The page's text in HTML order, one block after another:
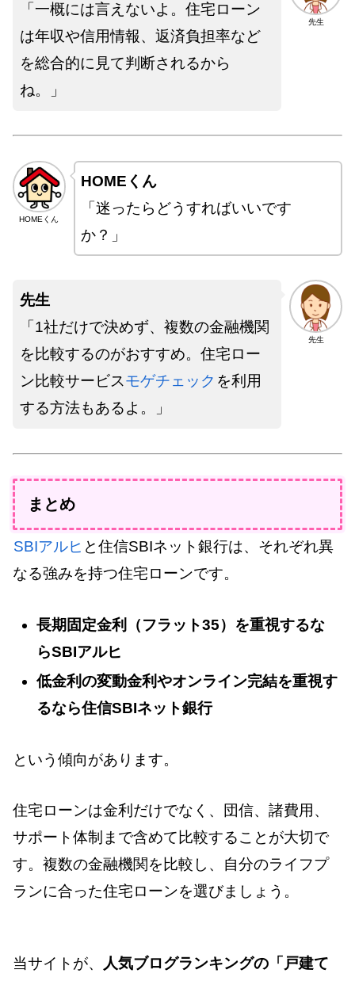
先生
「一概には言えないよ。住宅ローン
は年収や信用情報、返済負担率など
を総合的に見て判断されるから
ね。」
HOMEくん
HOMEくん
「迷ったらどうすればいいです
か？」
先生
先生
「1社だけで決めず、複数の金融機関
を比較するのがおすすめ。住宅ロー
ン比較サービスモゲチェック を利用
する方法もあるよ。」
まとめ
SBIアルヒ と住信SBIネット銀行は、それぞれ異
なる強みを持つ住宅ローンです。
長期固定金利（フラット35）を重視するな
らSBIアルヒ
低金利の変動金利やオンライン完結を重視す
るなら住信SBIネット銀行
という傾向があります。
住宅ローンは金利だけでなく、団信、諸費用、
サポート体制まで含めて比較することが大切で
す。複数の金融機関を比較し、自分のライフプ
ランに合った住宅ローンを選びましょう。
当サイトが、 人気ブログランキングの「戸建て